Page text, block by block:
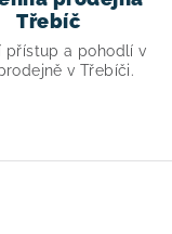
Třebíč
přístup a pohodlí v
v Třebíči.